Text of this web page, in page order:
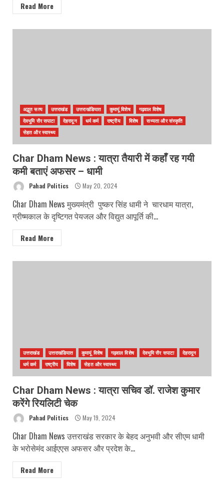
Read More
अद्भुत सत्य उत्तराखंड उत्तराखंडियात कुमायूं विशेष
गढ़वाल विशेष
देवभूमि सैर सपाटा
देहरादून धर्म कर्म राष्ट्रीय विशेष
सभ्यता और संस्कृति
सेहत और स्वास्थ्य
Char Dham News : यात्रा तैयारी में कहाँ रह गयी
कमी बताएं अफसर – धामी
Pahad Politics May 20, 2024
Char Dham News मुख्यमंत्री पुष्कर सिंह धामी ने चारधाम यात्रा,
ग्रीष्मकाल के दृष्टिगत पेयजल और विद्युत आपूर्ति की...
Read More
उत्तराखंड उत्तराखंडियात कुमायूं विशेष गढ़वाल विशेष देवभूमि सैर सपाटा
देहरादून
धर्म कर्म
राष्ट्रीय विशेष सेहत और स्वास्थ्य
Char Dham News : यात्रा सचिव डॉ. राजेश कुमार
करेंगे रियलिटी चेक
Pahad Politics May 19, 2024
Char Dham News उत्तराखंड सरकार के बेहद अनुभवी और सीएम धामी
के भरोसेमंद आईएएस अफसर और प्रदेश के...
Read More